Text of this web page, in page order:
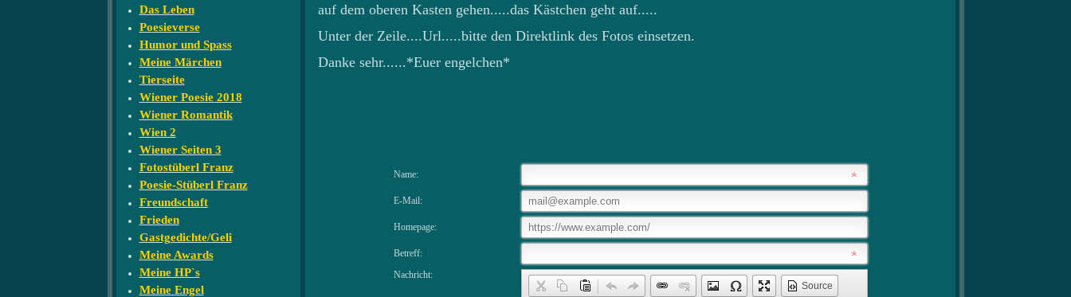
Das Leben
Poesieverse
Humor und Spass
Meine Märchen
Tierseite
Wiener Poesie 2018
Wiener Romantik
Wien 2
Wiener Seiten 3
Fotostüberl Franz
Poesie-Stüberl Franz
Freundschaft
Frieden
Gastgedichte/Geli
Meine Awards
Meine HP`s
Meine Engel
auf dem oberen Kasten gehen.....das Kästchen geht auf.....
Unter der Zeile....Url.....bitte den Direktlink des Fotos einsetzen.
Danke sehr......*Euer engelchen*
Name:
E-Mail:
Homepage:
Betreff:
Nachricht:
Source